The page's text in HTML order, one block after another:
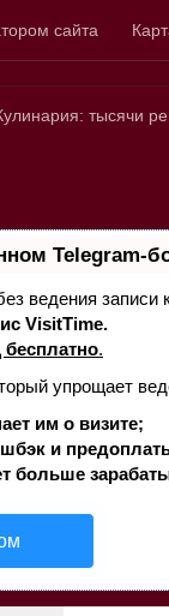
сайта
тысячи
Telegram-
ведения
VisitTime.
.
упрощает
им о визите;
и
больше